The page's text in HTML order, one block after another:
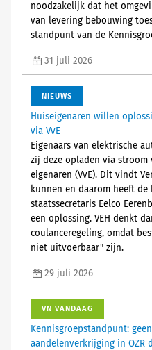
noodzakelijk dat het
van levering bebouwing
standpunt van de
31 juli 2026
NIEUWS
Huiseigenaren willen
via VvE
Eigenaars van elektrische
zij deze opladen via stroom
eigenaren (VvE). Dit vindt
kunnen en daarom heeft de
staatssecretaris Eelco
een oplossing. VEH denkt
coulanceregeling, omdat
niet uitvoerbaar" zijn.
29 juli 2026
VN VANDAAG
Kennisgroepstandpunt:
aandelenverkrijging in OZR